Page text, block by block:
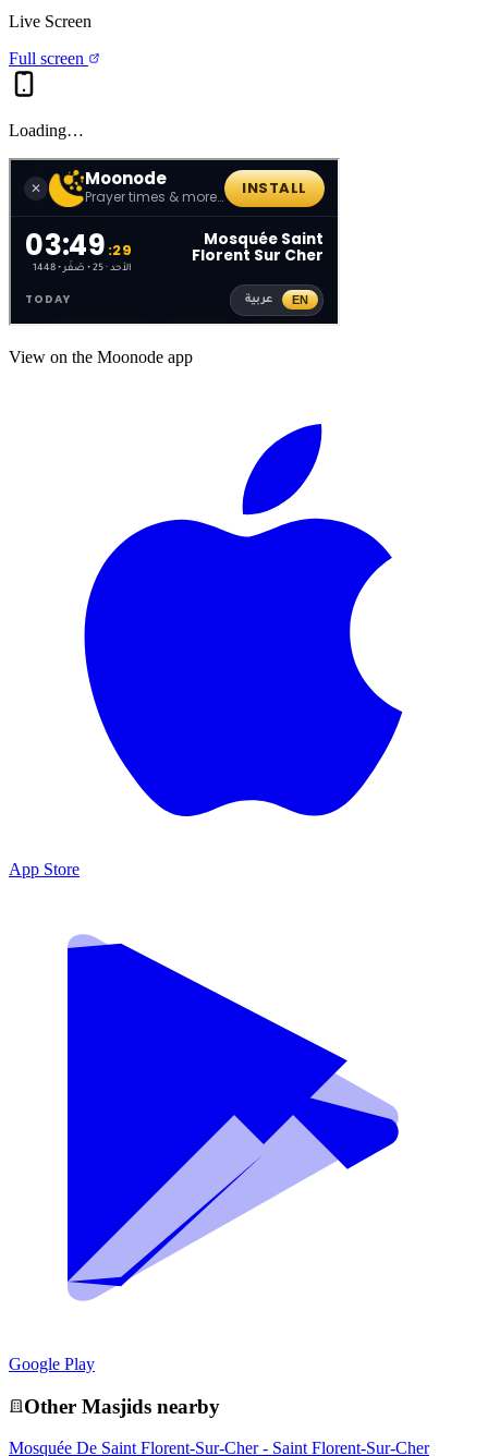
Live Screen
Full screen
Loading…
View on the Moonode app
App Store
Google Play
Other Masjids nearby
Mosquée De Saint Florent-Sur-Cher - Saint Florent-Sur-Cher